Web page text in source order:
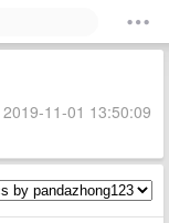
11-01 13:50:09